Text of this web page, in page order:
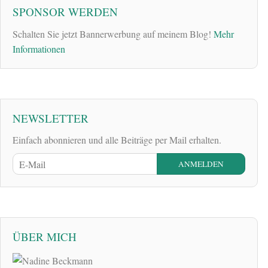
SPONSOR WERDEN
Schalten Sie jetzt Bannerwerbung auf meinem Blog! Mehr
Informationen
NEWSLETTER
Einfach abonnieren und alle Beiträge per Mail erhalten.
ÜBER MICH